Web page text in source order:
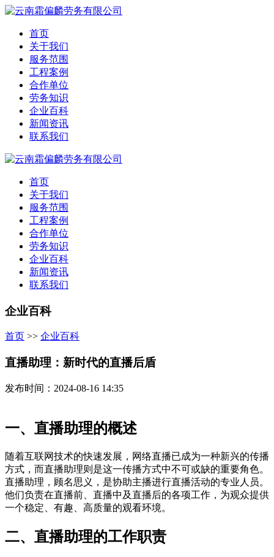
首页
关于我们
服务范围
工程案例
合作单位
劳务知识
企业百科
新闻资讯
联系我们
首页
关于我们
服务范围
工程案例
合作单位
劳务知识
企业百科
新闻资讯
联系我们
企业百科
首页 >> 企业百科
直播助理：新时代的直播后盾
发布时间：2024-08-16 14:35
一、直播助理的概述
随着互联网技术的快速发展，网络直播已成为一种新兴的传播
方式，而直播助理则是这一传播方式中不可或缺的重要角色。
直播助理，顾名思义，是协助主播进行直播活动的专业人员。
他们负责在直播前、直播中及直播后的各项工作，为观众提供
一个稳定、有趣、高质量的观看环境。
二、直播助理的工作职责